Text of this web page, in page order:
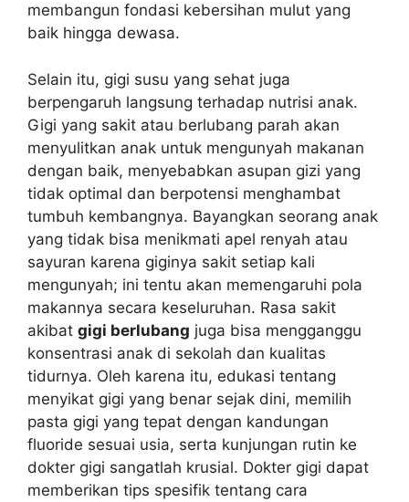
membangun fondasi kebersihan mulut yang
baik hingga dewasa.
Selain itu, gigi susu yang sehat juga
berpengaruh langsung terhadap nutrisi anak.
Gigi yang sakit atau berlubang parah akan
menyulitkan anak untuk mengunyah makanan
dengan baik, menyebabkan asupan gizi yang
tidak optimal dan berpotensi menghambat
tumbuh kembangnya. Bayangkan seorang anak
yang tidak bisa menikmati apel renyah atau
sayuran karena giginya sakit setiap kali
mengunyah; ini tentu akan memengaruhi pola
makannya secara keseluruhan. Rasa sakit
akibat gigi berlubang juga bisa mengganggu
konsentrasi anak di sekolah dan kualitas
tidurnya. Oleh karena itu, edukasi tentang
menyikat gigi yang benar sejak dini, memilih
pasta gigi yang tepat dengan kandungan
fluoride sesuai usia, serta kunjungan rutin ke
dokter gigi sangatlah krusial. Dokter gigi dapat
memberikan tips spesifik tentang cara